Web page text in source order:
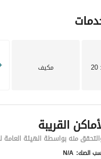
: مكيف + 21
القريبة
منه بواسطة الهيئة العامة
الصك: N/A